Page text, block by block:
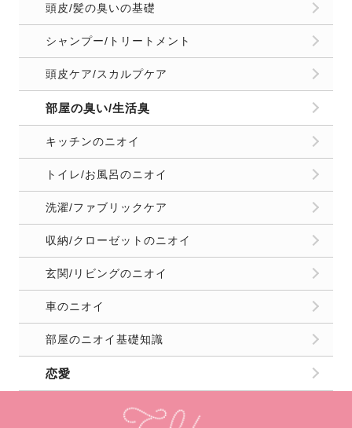
頭皮/髪の臭いの基礎
シャンプー/トリートメント
頭皮ケア/スカルプケア
部屋の臭い/生活臭
キッチンのニオイ
トイレ/お風呂のニオイ
洗濯/ファブリックケア
収納/クローゼットのニオイ
玄関/リビングのニオイ
車のニオイ
部屋のニオイ基礎知識
恋愛